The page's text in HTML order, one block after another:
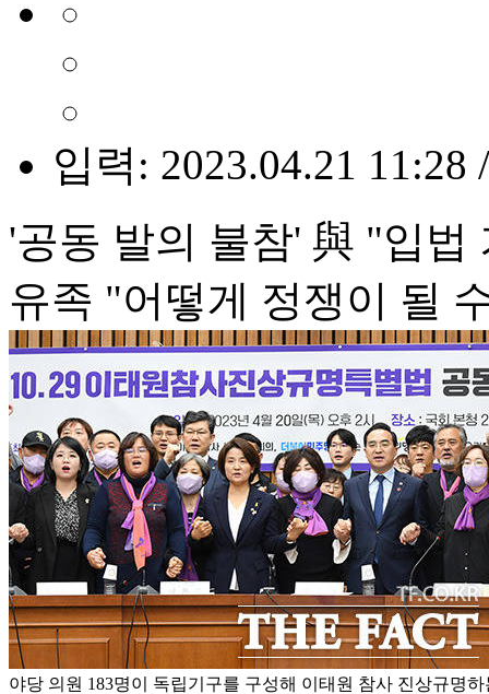
입력: 2023.04.21 11:28
'공동 발의 불참' 與 "입법
유족 "어떻게 정쟁이 될
야당 의원 183명이 독립기구를 구성해 이태원 참사 진상규명